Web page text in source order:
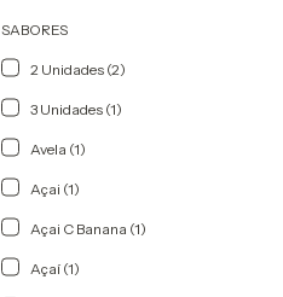
SABORES
2 Unidades (2)
3 Unidades (1)
Avela (1)
Açai (1)
Açai C Banana (1)
Açaí (1)